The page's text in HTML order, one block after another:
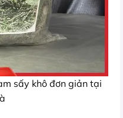
sấy khô đơn giản tại